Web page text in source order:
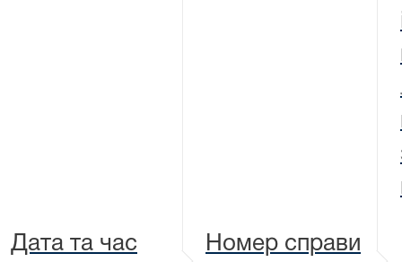
Дата та час
Номер справи